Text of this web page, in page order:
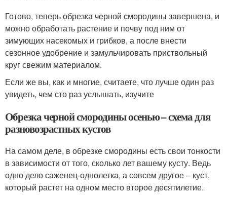
Готово, теперь обрезка черной смородины завершена, и
можно обработать растение и почву под ним от
зимующих насекомых и грибков, а после внести
сезонное удобрение и замульчировать приствольный
круг свежим материалом.
Если же вы, как и многие, считаете, что лучше один раз
увидеть, чем сто раз услышать, изучите
Обрезка черной смородины осенью – схема для
разновозрастных кустов
На самом деле, в обрезке смородины есть свои тонкости
в зависимости от того, сколько лет вашему кусту. Ведь
одно дело саженец-однолетка, а совсем другое – куст,
который растет на одном место второе десятилетие.